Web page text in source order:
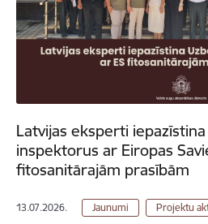
Latvijas eksperti
inspektorus ar Eiropas
fitosanitārajām prasībām
13.07.2026. Jaunumi Projektu